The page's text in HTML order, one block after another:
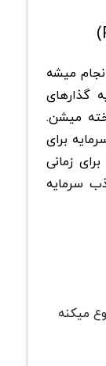
میشه
گذارهای
میشن.
برای
زمانی
سرمایه
میکنه